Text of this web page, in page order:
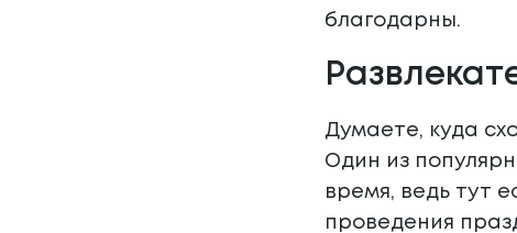
благодарны.
Думаете, куда
Один из
время, ведь тут
проведения